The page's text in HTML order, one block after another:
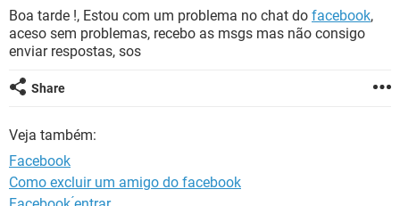
INSTAGRAM
GUIA DE COMPRAS
OUTLOOK EXCEL
INSTAGRAM
GUIA DE COMPRAS
WHATSAPP
CELULAR FACEBOOK
INSTAGRAM
GUIA DE COMPRAS
Boa tarde !, Estou com um problema no chat do facebook,
aceso sem problemas, recebo as msgs mas não consigo
enviar respostas, sos
Share
Veja também:
Facebook
Como excluir um amigo do facebook